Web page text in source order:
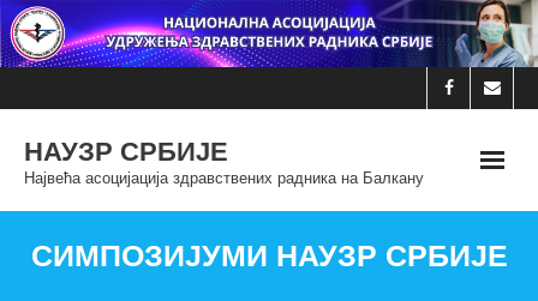
Skip
to
НАУЗР СРБИЈЕ
Највећа асоцијација здравствених радника на Балкану
СИМПОЗИЈУМИ НАУЗР СРБИЈЕ